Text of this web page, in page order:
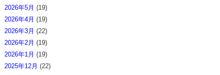
2026年5月 (19)
2026年4月 (19)
2026年3月 (22)
2026年2月 (19)
2026年1月 (19)
2025年12月 (22)